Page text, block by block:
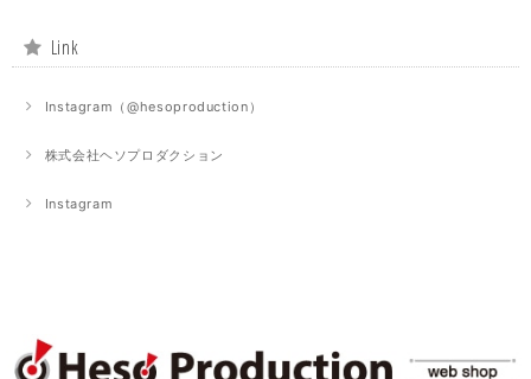
Link
Instagram（@hesoproduction）
株式会社ヘソプロダクション
Instagram